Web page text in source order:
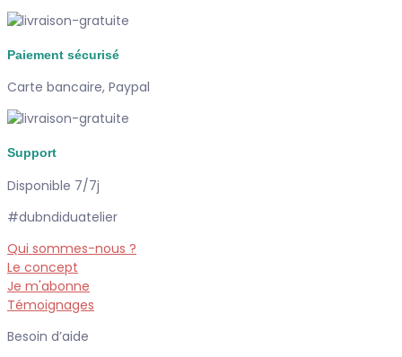
Paiement sécurisé
Carte bancaire, Paypal
Support
Disponible 7/7j
#dubndiduatelier
Qui sommes-nous ?
Le concept
Je m'abonne
Témoignages
Besoin d’aide